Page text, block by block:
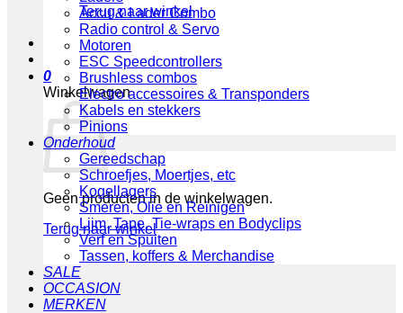
Terug naar winkel
0
Winkelwagen
Geen producten in de winkelwagen.
Terug naar winkel
Accu & Lader Combo
Radio control & Servo
Motoren
ESC Speedcontrollers
Brushless combos
Electro accessoires & Transponders
Kabels en stekkers
Pinions
Onderhoud
Gereedschap
Schroefjes, Moertjes, etc
Kogellagers
Smeren, Olie en Reinigen
Lijm, Tape, Tie-wraps en Bodyclips
Verf en Spuiten
Tassen, koffers & Merchandise
SALE
OCCASION
MERKEN